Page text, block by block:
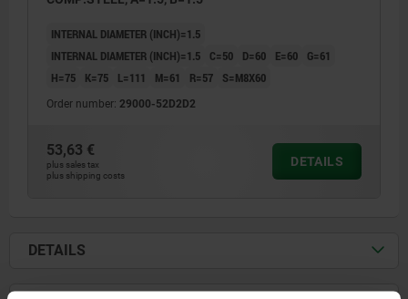
INTERNAL DIAMETER (INCH)=1.5
INTERNAL DIAMETER (INCH)=1.5
C=50 D=60 E=60
G=61
H=75
K=75 L=111 M=61 R=57 S=M8X60
Order number: 29000-52D2D2
53,63 €
plus sales tax
plus shipping costs
DETAILS
DETAILS